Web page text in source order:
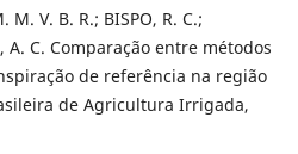
M. V. B. R.; BISPO, R. C.;
A. C. Comparação entre métodos
de referência na região
de Agricultura Irrigada,